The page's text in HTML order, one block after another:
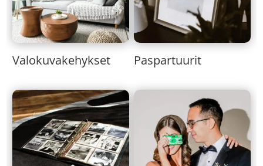
Valokuvakehykset Paspartuurit